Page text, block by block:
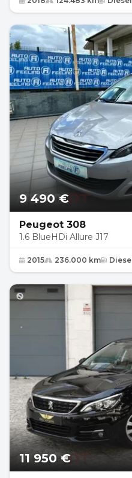
9 490 €
Peugeot 308
1.6 BlueHDi Allure J17
2015 236.000 km Diesel
11 950 €